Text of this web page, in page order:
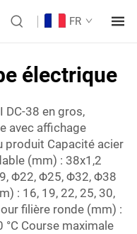
FR
électrique
DC-38 en gros,
avec affichage
produit Capacité acier
(mm) : 38x1,2
Φ22, Φ25, Φ32, Φ38
: 16, 19, 22, 25, 30,
filière ronde (mm) :
Course maximale